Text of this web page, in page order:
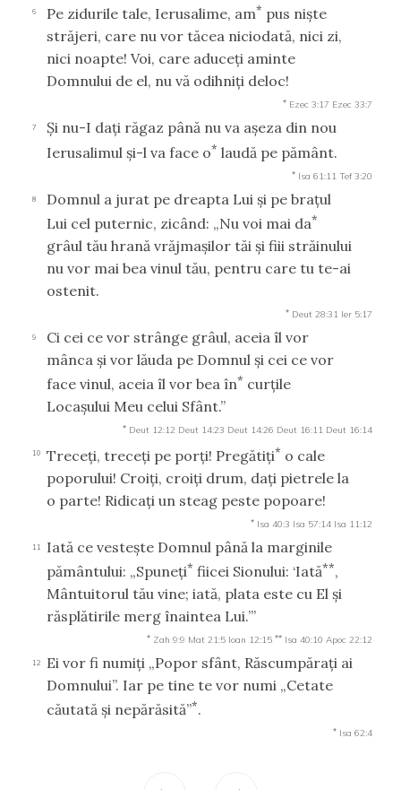
6 Pe zidurile tale, Ierusalime, am* pus nişte
străjeri, care nu vor tăcea niciodată, nici zi,
nici noapte! Voi, care aduceţi aminte
Domnului de el, nu vă odihniţi deloc!
* Ezec 3:17 Ezec 33:7
7
Şi nu-I daţi răgaz până nu va aşeza din nou
Ierusalimul şi-l va face o* laudă pe pământ.
* Isa 61:11 Tef 3:20
8
Domnul a jurat pe dreapta Lui şi pe braţul
Lui cel puternic, zicând: „Nu voi mai da*
grâul tău hrană vrăjmaşilor tăi şi fiii străinului
nu vor mai bea vinul tău, pentru care tu te-ai
ostenit.
* Deut 28:31 Ier 5:17
9
Ci cei ce vor strânge grâul, aceia îl vor
mânca şi vor lăuda pe Domnul şi cei ce vor
face vinul, aceia îl vor bea în* curţile
Locaşului Meu celui Sfânt.”
* Deut 12:12 Deut 14:23 Deut 14:26 Deut 16:11 Deut 16:14
10 Treceţi, treceţi pe porţi! Pregătiţi* o cale
poporului! Croiţi, croiţi drum, daţi pietrele la
o parte! Ridicaţi un steag peste popoare!
* Isa 40:3 Isa 57:14 Isa 11:12
11
Iată ce vesteşte Domnul până la marginile
pământului: „Spuneţi* fiicei Sionului: ‘Iată**,
Mântuitorul tău vine; iată, plata este cu El şi
răsplătirile merg înaintea Lui.’”
* Zah 9:9 Mat 21:5 Ioan 12:15 ** Isa 40:10 Apoc 22:12
12
Ei vor fi numiţi „Popor sfânt, Răscumpăraţi ai
Domnului”. Iar pe tine te vor numi „Cetate
căutată şi nepărăsită”*.
* Isa 62:4